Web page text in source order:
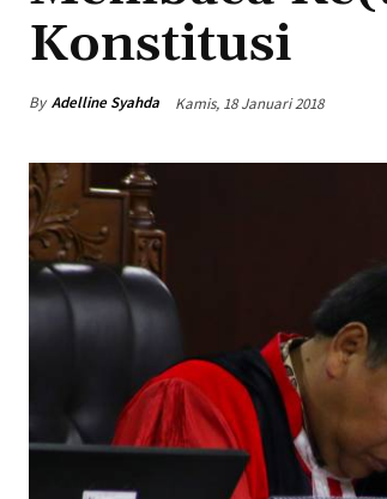
Konstitusi
By Adelline Syahda Kamis, 18 Januari 2018